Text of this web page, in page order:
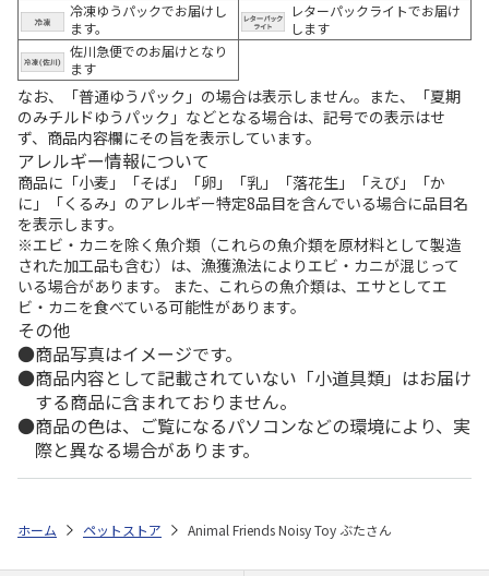
冷凍ゆうパックでお届けし
ます。
レターパックライトでお届け
します
佐川急便でのお届けとなり
ます
なお、「普通ゆうパック」の場合は表示しません。また、「夏期
のみチルドゆうパック」などとなる場合は、記号での表示はせ
ず、商品内容欄にその旨を表示しています。
アレルギー情報について
商品に「小麦」「そば」「卵」「乳」「落花生」「えび」「か
に」「くるみ」のアレルギー特定8品目を含んでいる場合に品目名
を表示します。
※エビ・カニを除く魚介類（これらの魚介類を原材料として製造
された加工品も含む）は、漁獲漁法によりエビ・カニが混じって
いる場合があります。 また、これらの魚介類は、エサとしてエ
ビ・カニを食べている可能性があります。
その他
商品写真はイメージです。
商品内容として記載されていない「小道具類」はお届け
する商品に含まれておりません。
商品の色は、ご覧になるパソコンなどの環境により、実
際と異なる場合があります。
ホーム ペットストア Animal Friends Noisy Toy ぶたさん